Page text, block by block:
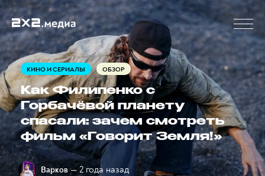
КИНО И СЕРИАЛЫ ОБЗОР
Как Филипенко с
Горбачёвой планету
спасали: зачем смотреть
фильм «Говорит Земля!»
Варков — 2 года назад